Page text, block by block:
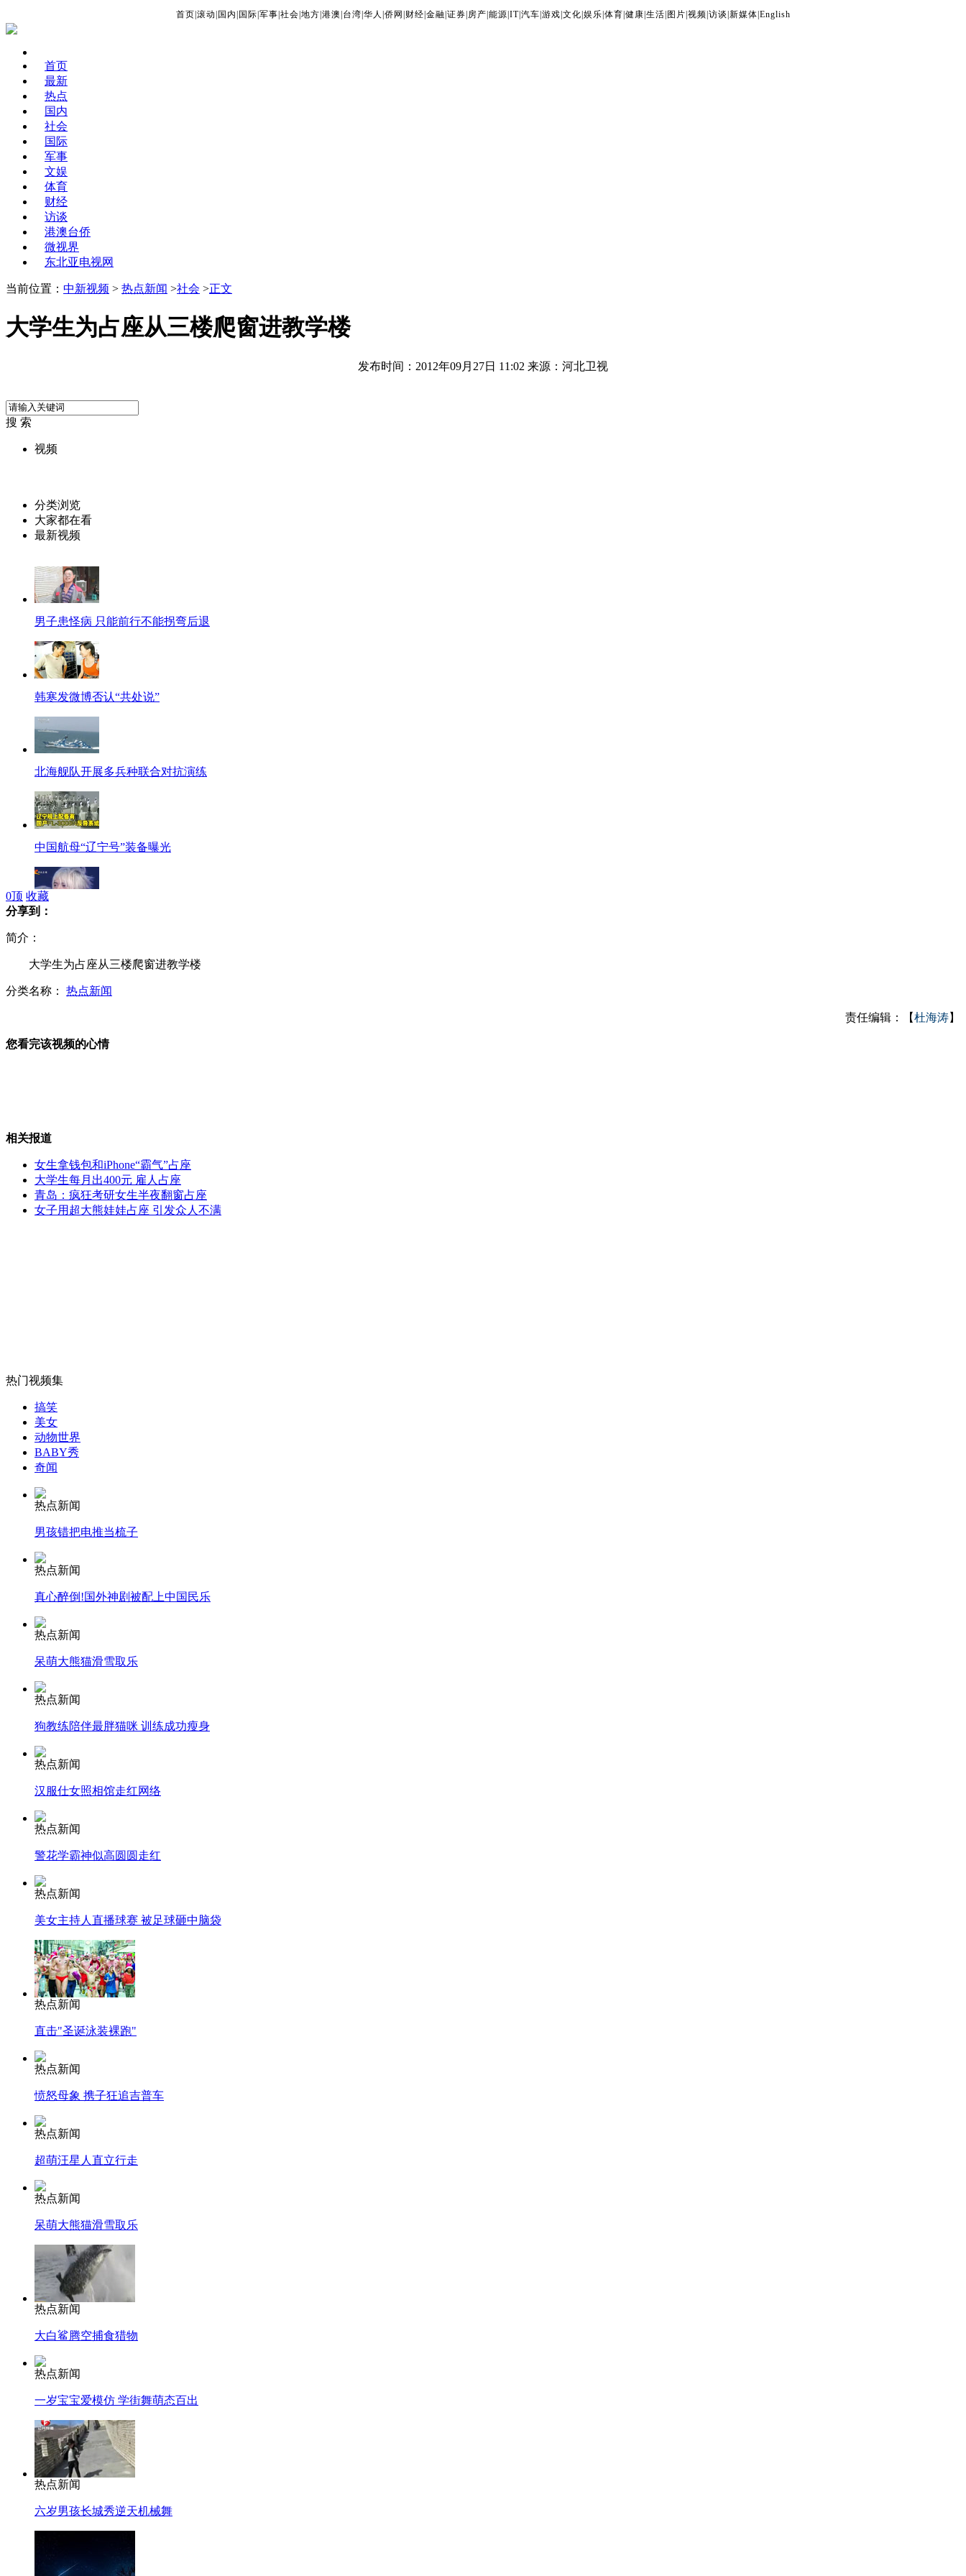
首页 滚动 国内 国际 军事 社会 地方 港澳 台湾 华人 侨网 财经 金融 证券 房产 能源 IT| 汽车 游戏 文化 娱乐 体育 健康 生活 图片 视频 访谈 新媒体 English
首页
最新
热点
国内
社会
国际
军事
文娱
体育
财经
访谈
港澳台侨
微视界
东北亚电视网
当前位置： 中新视频 > 热点新闻 >社会 >正文
大学生为占座从三楼爬窗进教学楼
发布时间：2012年09月27日 11:02 来源：河北卫视
搜 索
视频
分类浏览
大家都在看
最新视频
男子患怪病 只能前行不能拐弯后退
韩寒发微博否认“共处说”
北海舰队开展多兵种联合对抗演练
中国航母“辽宁号”装备曝光
90后"白娘子"漫画寻"许仙"
安倍晋三被视为对华鹰派人物
82岁老人吃月饼被噎死
无痛分娩是否安全 医生回应
外交部：反对强权政治霸凌主义
安徽一实载49人客车翻车
走！跟着总书记去植树
消防员救轻生者
纽约上演“枕头大战”
司机酒驾遇交警 急速倒车逃窜
0顶 收藏
分享到：
简介：
大学生为占座从三楼爬窗进教学楼
分类名称： 热点新闻
责任编辑：【杜海涛】
您看完该视频的心情
相关报道
女生拿钱包和iPhone“霸气”占座
大学生每月出400元 雇人占座
青岛：疯狂考研女生半夜翻窗占座
女子用超大熊娃娃占座 引发众人不满
热门视频集
搞笑
美女
动物世界
BABY秀
奇闻
热点新闻
男孩错把电推当梳子
热点新闻
真心醉倒!国外神剧被配上中国民乐
热点新闻
呆萌大熊猫滑雪取乐
热点新闻
狗教练陪伴最胖猫咪 训练成功瘦身
热点新闻
汉服仕女照相馆走红网络
热点新闻
警花学霸神似高圆圆走红
热点新闻
美女主持人直播球赛 被足球砸中脑袋
热点新闻
直击"圣诞泳装裸跑"
热点新闻
愤怒母象 携子狂追吉普车
热点新闻
超萌汪星人直立行走
热点新闻
呆萌大熊猫滑雪取乐
热点新闻
大白鲨腾空捕食猎物
热点新闻
一岁宝宝爱模仿 学街舞萌态百出
热点新闻
六岁男孩长城秀逆天机械舞